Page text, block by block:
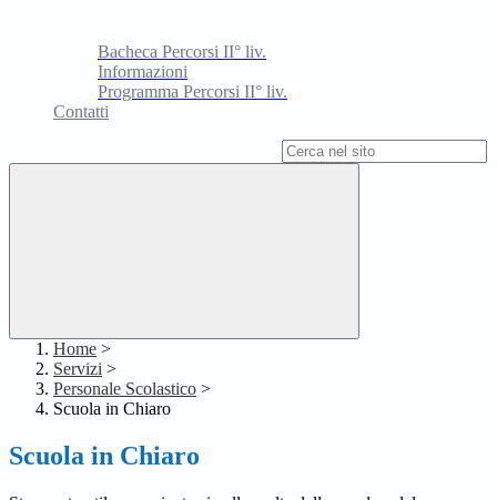
Bacheca Percorsi II° liv.
Informazioni
Programma Percorsi II° liv.
Contatti
Home >
Servizi >
Personale Scolastico >
Scuola in Chiaro
Scuola in Chiaro